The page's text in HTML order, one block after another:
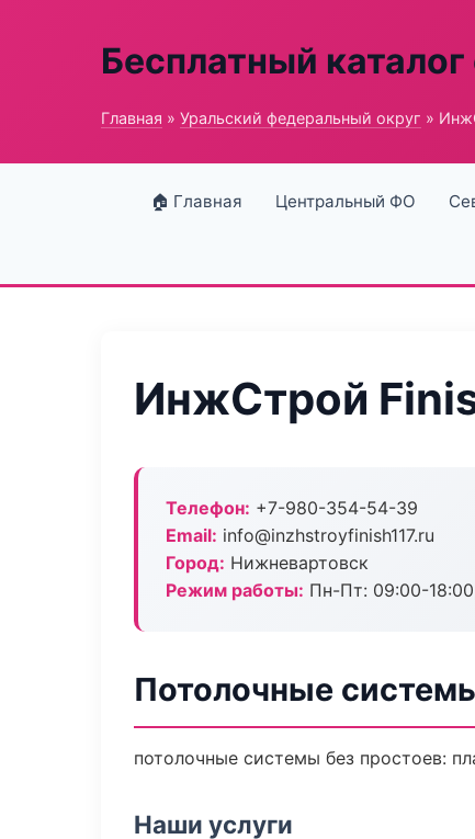
Бесплатный
Главная » Уральский федеральный округ »
🏠 Главная Центральный ФО
ИнжСтрой
Телефон: +7-980-354-54-39
Email: info@inzhstroyfinish117.ru
Город: Нижневартовск
Режим работы: Пн-Пт: 09:00-
Потолочные
потолочные системы без простоев:
Наши услуги